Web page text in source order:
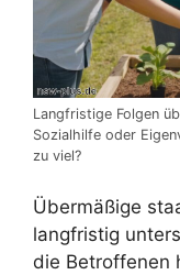
Langfristige Folgen
Sozialhilfe oder
zu viel?
Übermäßige
langfristig
die Betroffenen